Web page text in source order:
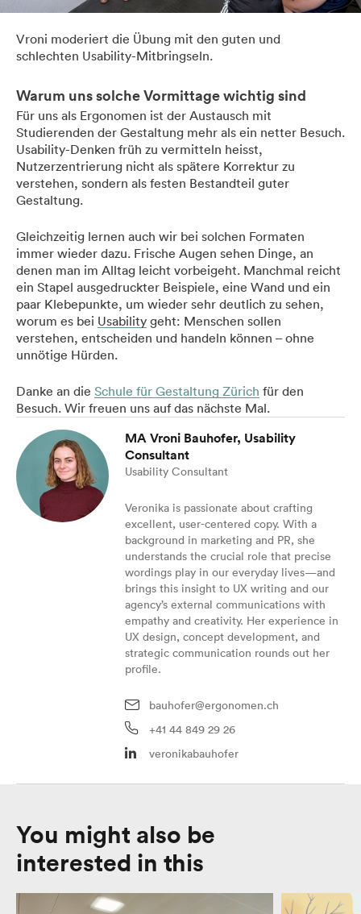
Vroni moderiert die Übung mit den guten und
schlechten Usability-Mitbringseln.
Warum uns solche Vormittage wichtig sind
Für uns als Ergonomen ist der Austausch mit
Studierenden der Gestaltung mehr als ein netter Besuch.
Usability-Denken früh zu vermitteln heisst,
Nutzerzentrierung nicht als spätere Korrektur zu
verstehen, sondern als festen Bestandteil guter
Gestaltung.
Gleichzeitig lernen auch wir bei solchen Formaten
immer wieder dazu. Frische Augen sehen Dinge, an
denen man im Alltag leicht vorbeigeht. Manchmal reicht
ein Stapel ausgedruckter Beispiele, eine Wand und ein
paar Klebepunkte, um wieder sehr deutlich zu sehen,
worum es bei Usability geht: Menschen sollen
verstehen, entscheiden und handeln können – ohne
unnötige Hürden.
Danke an die Schule für Gestaltung Zürich für den
Besuch. Wir freuen uns auf das nächste Mal.
MA Vroni Bauhofer, Usability
Consultant
Usability Consultant
Veronika is passionate about crafting
excellent, user-centered copy. With a
background in marketing and PR, she
understands the crucial role that precise
wordings play in our everyday lives—and
brings this insight to UX writing and our
agency’s external communications with
empathy and creativity. Her experience in
UX design, concept development, and
strategic communication rounds out her
profile.
bauhofer@ergonomen.ch
+41 44 849 29 26
veronikabauhofer
You might also be
interested in this
Projects
About us
Blog
UX Campus